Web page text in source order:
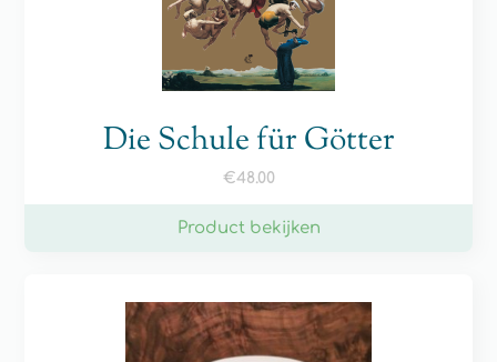
Die Schule für Götter
€48.00
Product bekijken